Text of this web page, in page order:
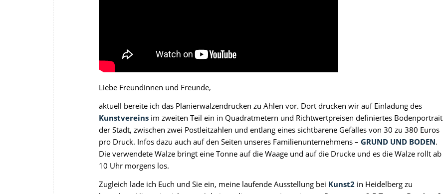
Liebe Freundinnen und Freunde,
aktuell bereite ich das Planierwalzendrucken zu Ahlen vor. Dort drucken wir auf Einladung des
Kunstvereins im zweiten Teil ein in Quadratmetern und Richtwertpreisen definiertes Bodenportrait
der Stadt, zwischen zwei Postleitzahlen und entlang eines sichtbarene Gefälles von 30 zu 380 Euros
pro Druck. Infos dazu auch auf den Seiten unseres Familienunternehmens – GRUND UND BODEN.
Die verwendete Walze bringt eine Tonne auf die Waage und auf die Drucke und es die Walze rollt ab
10 Uhr morgens los.
Zugleich lade ich Euch und Sie ein, meine laufende Ausstellung bei Kunst2 in Heidelberg zu